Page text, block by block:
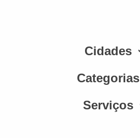
Cidades
Categorias
Serviços